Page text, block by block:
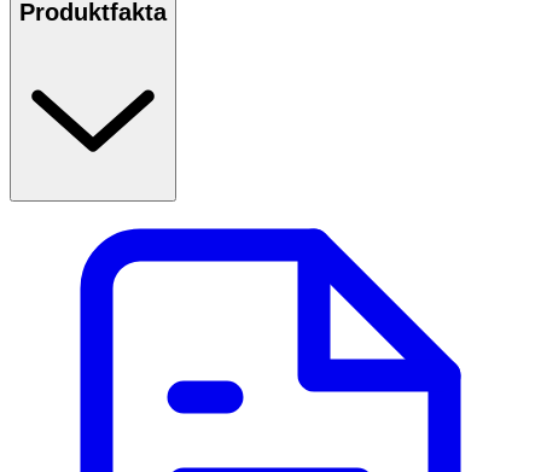
Produktfakta